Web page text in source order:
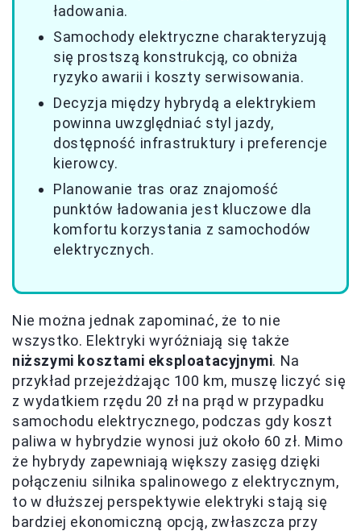
ładowania.
Samochody elektryczne charakteryzują
się prostszą konstrukcją, co obniża
ryzyko awarii i koszty serwisowania.
Decyzja między hybrydą a elektrykiem
powinna uwzględniać styl jazdy,
dostępność infrastruktury i preferencje
kierowcy.
Planowanie tras oraz znajomość
punktów ładowania jest kluczowe dla
komfortu korzystania z samochodów
elektrycznych.
Nie można jednak zapominać, że to nie
wszystko. Elektryki wyróżniają się także
niższymi kosztami eksploatacyjnymi. Na
przykład przejeżdżając 100 km, muszę liczyć się
z wydatkiem rzędu 20 zł na prąd w przypadku
samochodu elektrycznego, podczas gdy koszt
paliwa w hybrydzie wynosi już około 60 zł. Mimo
że hybrydy zapewniają większy zasięg dzięki
połączeniu silnika spalinowego z elektrycznym,
to w dłuższej perspektywie elektryki stają się
bardziej ekonomiczną opcją, zwłaszcza przy